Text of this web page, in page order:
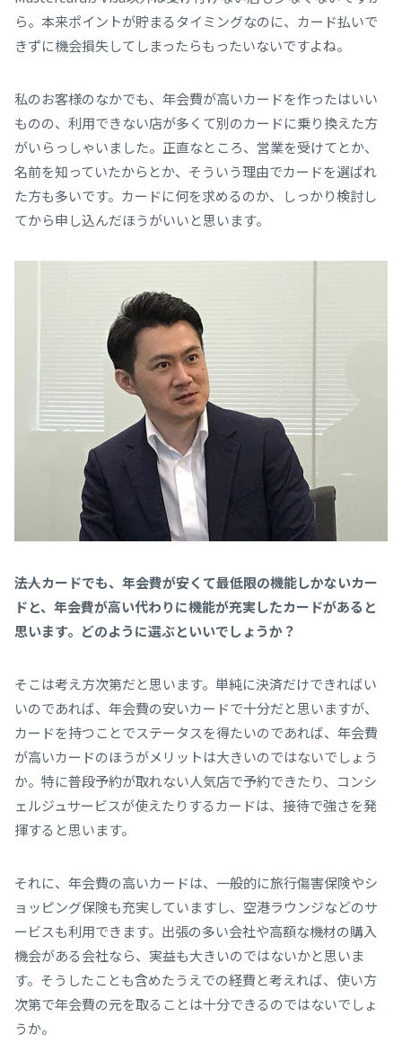
ら。本来ポイントが貯まるタイミングなのに、カード払いで
きずに機会損失してしまったらもったいないですよね。
私のお客様のなかでも、年会費が高いカードを作ったはいい
ものの、利用できない店が多くて別のカードに乗り換えた方
がいらっしゃいました。正直なところ、営業を受けてとか、
名前を知っていたからとか、そういう理由でカードを選ばれ
た方も多いです。カードに何を求めるのか、しっかり検討し
てから申し込んだほうがいいと思います。
――法人カードでも、年会費が安くて最低限の機能しかないカー
ドと、年会費が高い代わりに機能が充実したカードがあると
思います。どのように選ぶといいでしょうか？
そこは考え方次第だと思います。単純に決済だけできればい
いのであれば、年会費の安いカードで十分だと思いますが、
カードを持つことでステータスを得たいのであれば、年会費
が高いカードのほうがメリットは大きいのではないでしょう
か。特に普段予約が取れない人気店で予約できたり、コンシ
ェルジュサービスが使えたりするカードは、接待で強さを発
揮すると思います。
それに、年会費の高いカードは、一般的に旅行傷害保険やシ
ョッピング保険も充実していますし、空港ラウンジなどのサ
ービスも利用できます。出張の多い会社や高額な機材の購入
機会がある会社なら、実益も大きいのではないかと思いま
す。そうしたことも含めたうえでの経費と考えれば、使い方
次第で年会費の元を取ることは十分できるのではないでしょ
うか。